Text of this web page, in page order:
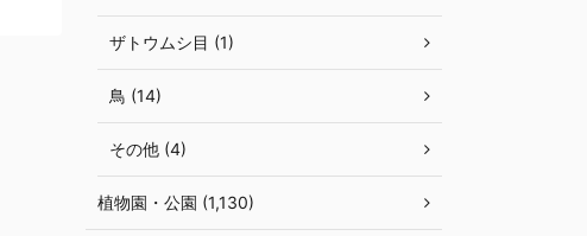
ザトウムシ目 (1)
鳥 (14)
その他 (4)
植物園・公園 (1,130)